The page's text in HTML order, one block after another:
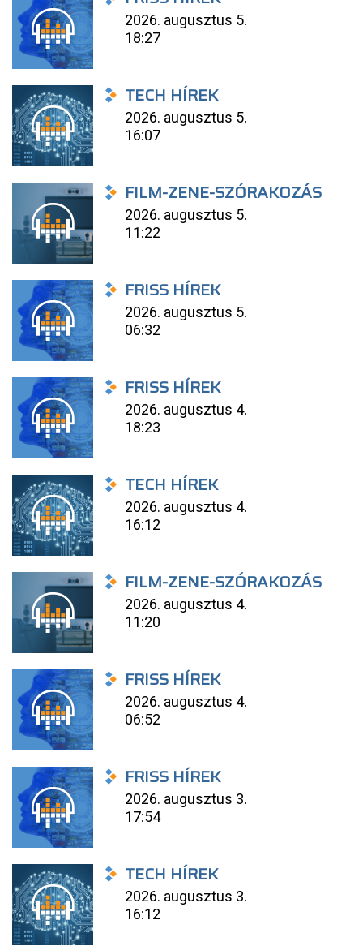
2026. augusztus 5.
18:27
TECH HÍREK
2026. augusztus 5.
16:07
FILM-ZENE-SZÓRAKOZÁS
2026. augusztus 5.
11:22
FRISS HÍREK
2026. augusztus 5.
06:32
FRISS HÍREK
2026. augusztus 4.
18:23
TECH HÍREK
2026. augusztus 4.
16:12
FILM-ZENE-SZÓRAKOZÁS
2026. augusztus 4.
11:20
FRISS HÍREK
2026. augusztus 4.
06:52
FRISS HÍREK
2026. augusztus 3.
17:54
TECH HÍREK
2026. augusztus 3.
16:12